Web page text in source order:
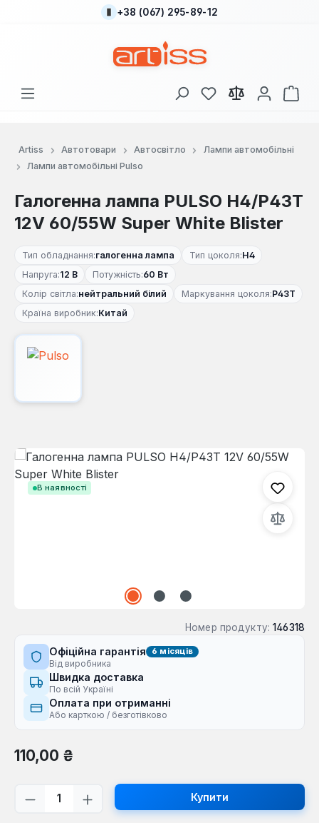
Перейти до основного вмісту
+38 (067) 295-89-12
У вас є 0 у списку
Artiss Автотовари Автосвітло
Лампи автомобільні
Лампи автомобільні Pulso
Галогенна лампа PULSO H4/P43T
12V 60/55W Super White Blister
Тип обладнання:галогенна лампа Тип цоколя:H4
Напруга:12 В Потужність:60 Вт
Колір світла:нейтральний білий Маркування цоколя:P43T
Країна виробник:Китай
В наявності
Пропустити галерею зображень
Номер продукту: 146318
Офіційна гарантія 6 місяців
Від виробника
Швидка доставка
По всій Україні
Оплата при отриманні
Або карткою / безготівково
Звичайна ціна:
110,00 ₴
Кількість товару: Введіть потрібну
Купити